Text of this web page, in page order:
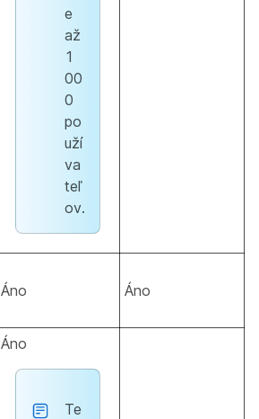
e
až
1
00
0
po
uží
va
teľ
ov.
Áno Áno
Áno
Te